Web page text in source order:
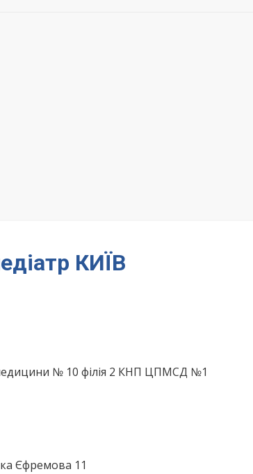
КИЇВ
№ 10 філія 2 КНП ЦПМСД №1
Єфремова 11